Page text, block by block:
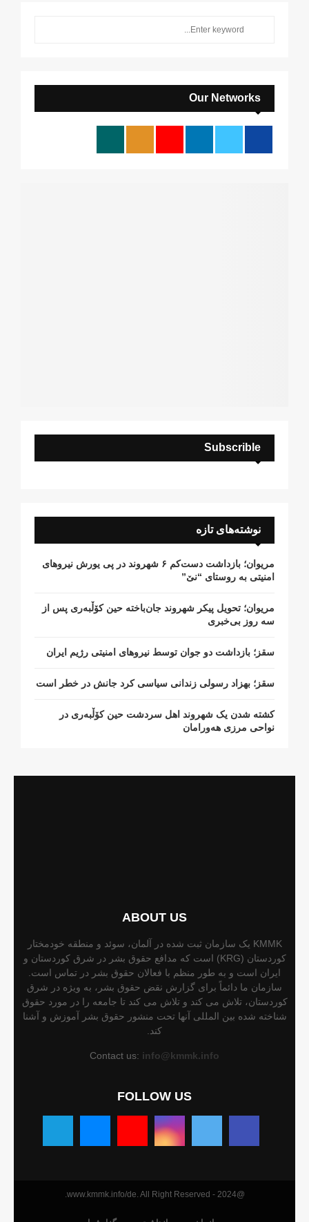
f
o
:
A
R
Our Networks
Subscrible
نوشته‌های تازه
مریوان؛ بازداشت دست‌کم ۶ شهروند در پی یورش نیروهای
امنیتی به روستای “نێ”
مریوان؛ تحویل پیکر شهروند جان‌باخته حین کۆڵبەری پس از
سە روز بی‌خبری
سقز؛ بازداشت دو جوان توسط نیروهای امنیتی رژیم ایران
سقز؛ بهزاد رسولی زندانی سیاسی کرد جانش در خطر است
کشتە شدن یک شهروند اهل سردشت حین کۆڵبەری در
نواحی مرزی هەورامان
ABOUT US
KMMK یک سازمان ثبت شده در آلمان، سوئد و منطقه خودمختار
کوردستان (KRG) است که مدافع حقوق بشر در شرق کوردستان و
ایران است و به طور منظم با فعالان حقوق بشر در تماس است.
سازمان ما دائماً برای گزارش نقض حقوق بشر، به ویژه در شرق
کوردستان، تلاش می کند و تلاش می کند تا جامعه را در مورد حقوق
شناخته شده بین المللی آنها تحت منشور حقوق بشر آموزش و آشنا
کند.
Contact us: info@kmmk.info
FOLLOW US
@2024 - www.kmmk.info/de. All Right Reserved.